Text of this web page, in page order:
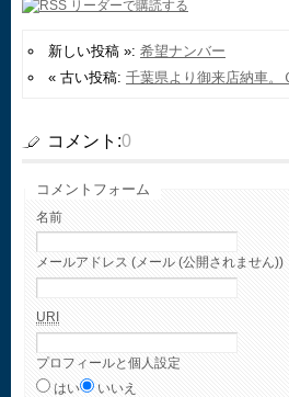
新しい投稿 »: 希望ナンバー
« 古い投稿: 千葉県より御来店納車。
コメント:0
コメントフォーム
名前
メールアドレス (メール (公開されません))
URI
プロフィールと個人設定
はい
いいえ